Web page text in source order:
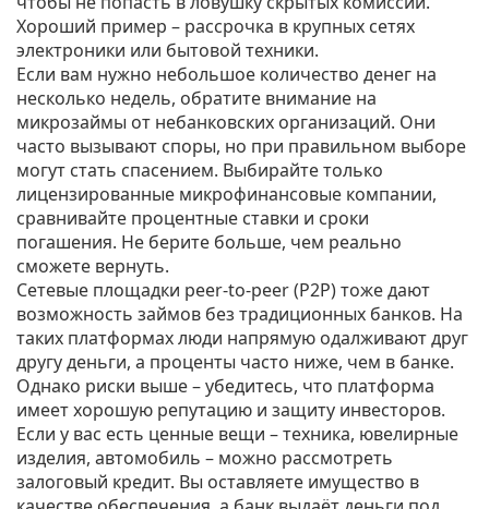
Хороший пример – рассрочка в крупных сетях
электроники или бытовой техники.
Если вам нужно небольшое количество денег на
несколько недель, обратите внимание на
микрозаймы от небанковских организаций. Они
часто вызывают споры, но при правильном выборе
могут стать спасением. Выбирайте только
лицензированные микрофинансовые компании,
сравнивайте процентные ставки и сроки
погашения. Не берите больше, чем реально
сможете вернуть.
Сетевые площадки peer‑to‑peer (P2P) тоже дают
возможность займов без традиционных банков. На
таких платформах люди напрямую одалживают друг
другу деньги, а проценты часто ниже, чем в банке.
Однако риски выше – убедитесь, что платформа
имеет хорошую репутацию и защиту инвесторов.
Если у вас есть ценные вещи – техника, ювелирные
изделия, автомобиль – можно рассмотреть
залоговый кредит. Вы оставляете имущество в